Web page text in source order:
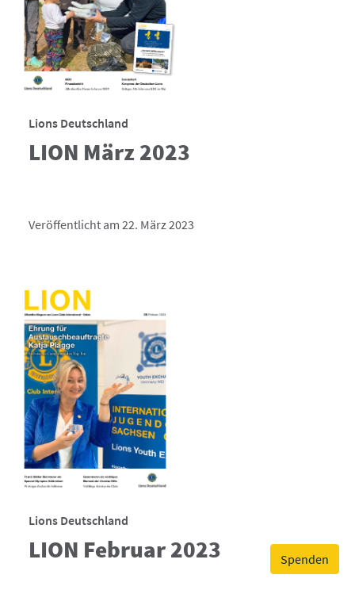
Spenden
Lions Deutschland
LION März 2023
Veröffentlicht am 22. März 2023
Lions Deutschland
LION Februar 2023